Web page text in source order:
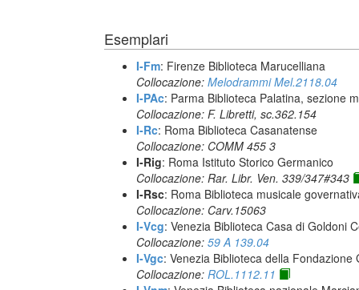
Esemplari
I-Fm: Firenze Biblioteca Marucelliana
Collocazione: Melodrammi Mel.2118.04
I-PAc: Parma Biblioteca Palatina, sezione
Collocazione: F. Libretti, sc.362.154
I-Rc: Roma Biblioteca Casanatense
Collocazione: COMM 455 3
I-Rig: Roma Istituto Storico Germanico
Collocazione: Rar. Libr. Ven. 339/347#343
I-Rsc: Roma Biblioteca musicale
Collocazione: Carv.15063
I-Vcg: Venezia Biblioteca Casa di Goldoni
Collocazione: 59 A 139.04
I-Vgc: Venezia Biblioteca della Fondazione
Collocazione: ROL.1112.11